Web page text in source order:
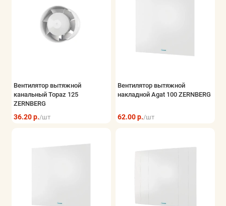
Вентилятор вытяжной
канальный Topaz 125
ZERNBERG
36.20 р./шт
Вентилятор вытяжной
накладной Agat 100 ZERNBERG
62.00 р./шт